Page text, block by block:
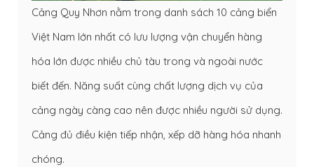
Cảng Quy Nhơn nằm trong danh sách 10 cảng biển
Việt Nam lớn nhất có lưu lượng vận chuyển hàng
hóa lớn được nhiều chủ tàu trong và ngoài nước
biết đến. Năng suất cùng chất lượng dịch vụ của
cảng ngày càng cao nên được nhiều người sử dụng.
Cảng đủ điều kiện tiếp nhận, xếp dỡ hàng hóa nhanh
chóng.